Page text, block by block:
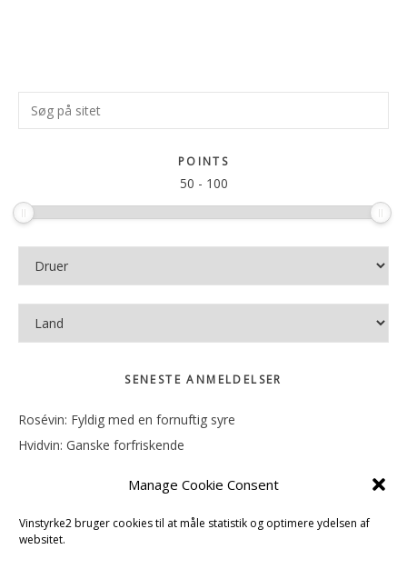
Manage Cookie Consent
Vinstyrke2 bruger cookies til at måle statistik og optimere ydelsen af
websitet.
Primær
Sidebar
Søg
på
POINTS
50 - 100
SENESTE ANMELDELSER
Rosévin: Fyldig med en fornuftig syre
Hvidvin: Ganske forfriskende
Hvidvin: Smørfedme og tropisk sødme
Rosévin: Blød, rund og sødladen